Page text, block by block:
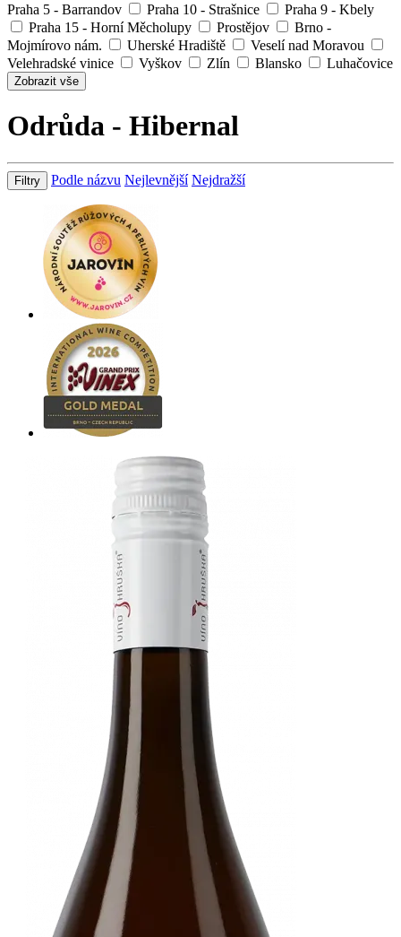
Praha 5 - Barrandov
Praha 10 - Strašnice
Praha 9 - Kbely
Praha 15 - Horní Měcholupy
Prostějov
Brno -
Mojmírovo nám.
Uherské Hradiště
Veselí nad Moravou
Velehradské vinice
Vyškov Zlín Blansko Luhačovice
Zobrazit vše
Odrůda - Hibernal
Filtry Podle názvu Nejlevnější Nejdražší